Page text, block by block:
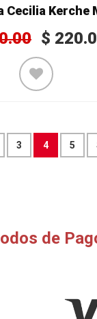
Cecilia Kerche
$
3 4 5
de